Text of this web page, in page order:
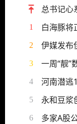
总书记心
1 白海豚将
2 伊媒发布
3 一周“靓”
4 河南潜逃
5 永和豆浆
6 多家A股